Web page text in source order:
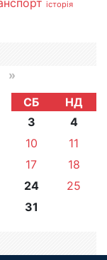
історія
»
СБ
НД
3
4
10
11
17
18
24
25
31